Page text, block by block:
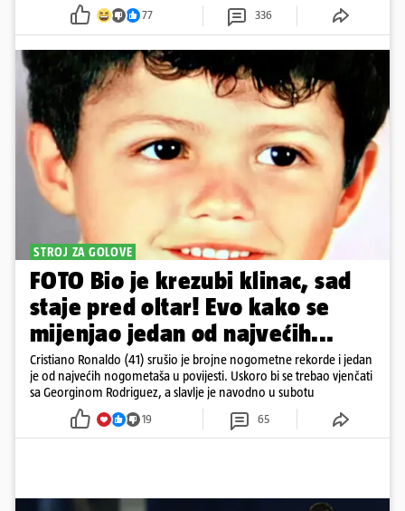
77 336
STROJ ZA GOLOVE
FOTO Bio je krezubi klinac, sad
staje pred oltar! Evo kako se
mijenjao jedan od najvećih...
Cristiano Ronaldo (41) srušio je brojne nogometne rekorde i jedan
je od najvećih nogometaša u povijesti. Uskoro bi se trebao vjenčati
sa Georginom Rodriguez, a slavlje je navodno u subotu
19 65